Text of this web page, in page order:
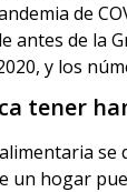
de
antes de la
y los
tener
se
un hogar